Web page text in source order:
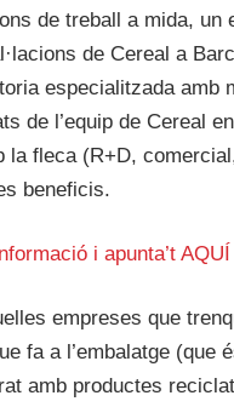
de treball a mida, un
de Cereal a
especialitzada amb
de l’equip de Cereal
la fleca (R+D,
beneficis.
i apunta’t AQUÍ
empreses que
fa a l’embalatge (que
amb productes